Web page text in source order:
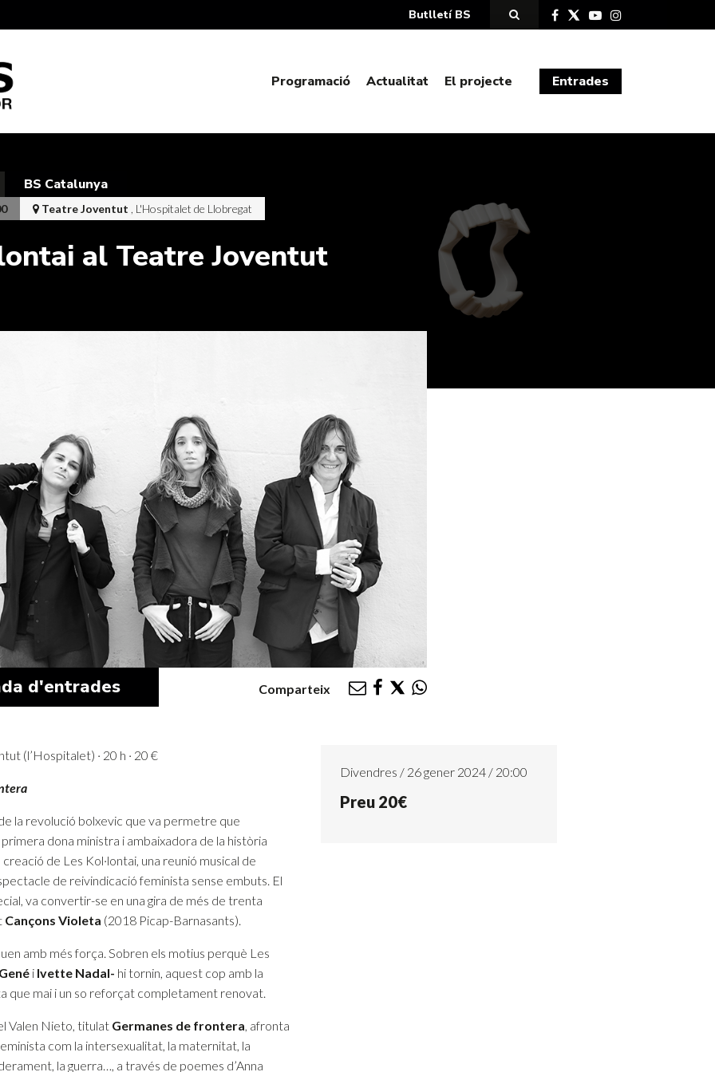
Butlletí BS
Programació Actualitat El projecte Entrades
BS Catalunya
Teatre Joventut , L'Hospitalet de Llobregat
al Teatre Joventut
d'entrades Comparteix
(l’Hospitalet) · 20 h · 20 €
la revolució bolxevic que va permetre que
dona ministra i ambaixadora de la història
de Les Kol·lontai, una reunió musical de
de reivindicació feminista sense embuts. El
va convertir-se en una gira de més de trenta
Cançons Violeta (2018 Picap-Barnasants).
amb més força. Sobren els motius perquè Les
i Ivette Nadal- hi tornin, aquest cop amb la
que mai i un so reforçat completament renovat.
Valen Nieto, titulat Germanes de frontera , afronta
com la intersexualitat, la maternitat, la
la guerra…, a través de poemes d’Anna
Divendres / 26 gener 2024 / 20:00
Preu 20€